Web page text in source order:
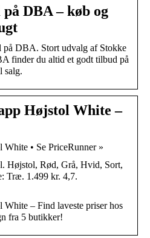
DBA – køb og
på DBA. Stort udvalg af Stokke
finder du altid et godt tilbud på
salg.
Højstol White –
• Se PriceRunner »
Højstol, Rød, Grå, Hvid, Sort,
Træ. 1.499 kr. 4,7.
– Find laveste priser hos
fra 5 butikker!